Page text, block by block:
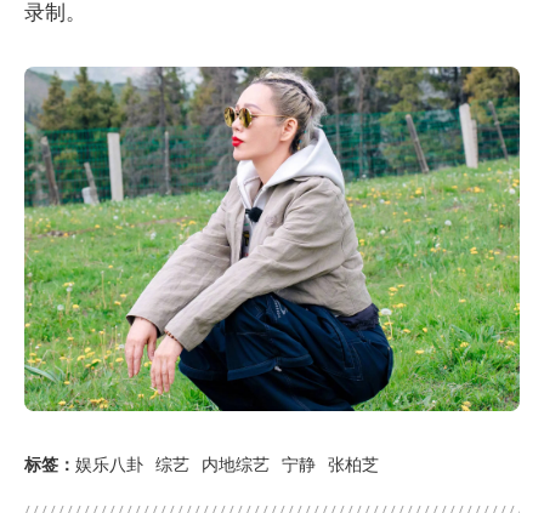
录制。
标签： 娱乐八卦 综艺 内地综艺 宁静 张柏芝